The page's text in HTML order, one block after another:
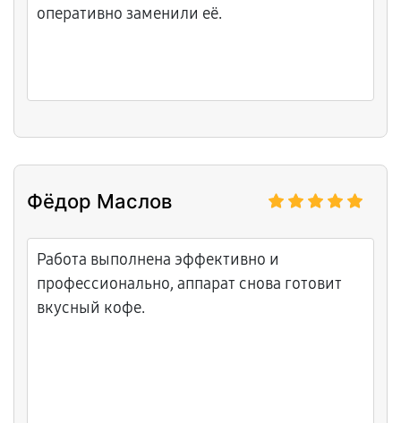
оперативно заменили её.
Фёдор Маслов
Работа выполнена эффективно и
профессионально, аппарат снова готовит
вкусный кофе.